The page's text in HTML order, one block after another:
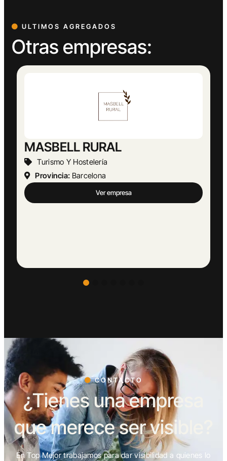
ULTIMOS AGREGADOS
Otras empresas:
Abogado Ángel López
Actividades Jurídicas
Provincia:Málaga
Ver empresa
CONTACTO
¿Tienes una empresa
que merece ser visible?
En Top Mejor trabajamos para dar visibilidad a quienes lo